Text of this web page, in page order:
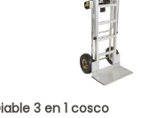
diable 3 en 1 cosco